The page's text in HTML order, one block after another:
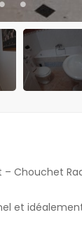
– Chouchet
et